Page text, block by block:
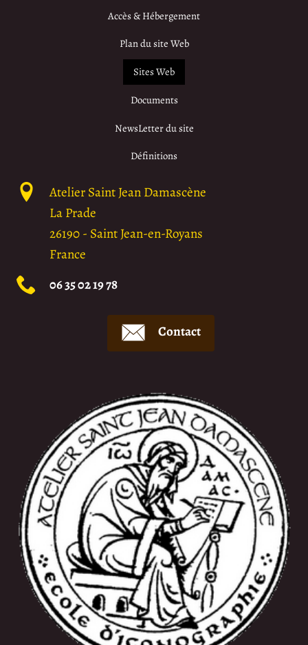
Accès & Hébergement
Plan du site Web
Sites Web
Documents
NewsLetter du site
Définitions
Atelier Saint Jean Damascène
La Prade
26190- Saint Jean-en-Royans
France
06 35 02 19 78
Contact